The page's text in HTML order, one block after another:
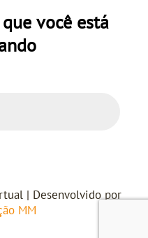
você está
| Desenvolvido por
MM